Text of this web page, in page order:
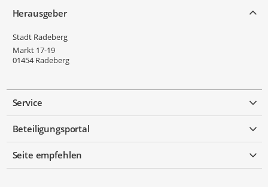
Herausgeber
Stadt Radeberg
Markt 17-19
01454 Radeberg
Service
Beteiligungsportal
Seite empfehlen